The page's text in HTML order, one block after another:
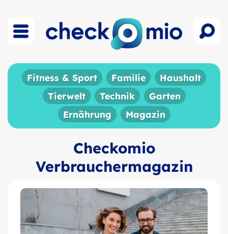
Fitness & Sport Familie
Haushalt
Tierwelt
Technik
Garten
Ernährung
Magazin
Checkomio
Verbrauchermagazin